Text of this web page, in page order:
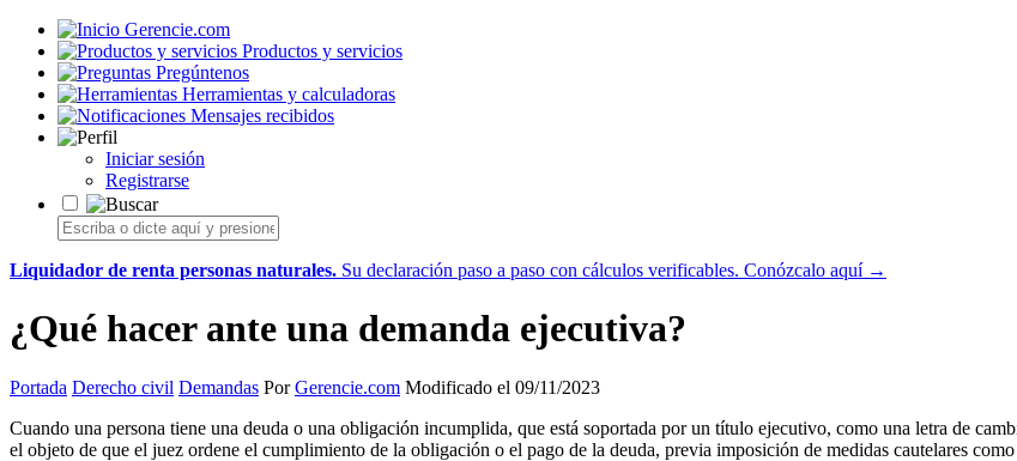
Gerencie.com
Productos y servicios
Pregúntenos
Herramientas y calculadoras
Mensajes recibidos
Iniciar sesión
Registrarse
Liquidador de renta personas naturales. Su declaración paso a paso con cálculos verificables. Conózcalo aquí →
¿Qué hacer ante una demanda ejecutiva?
Portada Derecho civil Demandas PorGerencie.com Modificado el 09/11/2023
Cuando una persona tiene una deuda o una obligación incumplida, que está soportada por un título ejecutivo, como una letra de
el objeto de que el juez ordene el cumplimiento de la obligación o el pago de la deuda, previa imposición de medidas cautelares